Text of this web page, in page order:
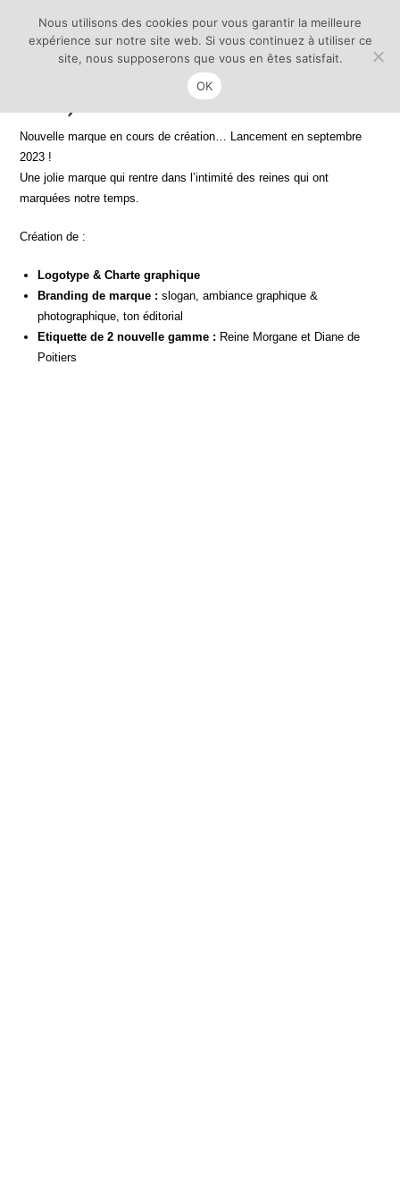
0
Nouvelle marque en cours de création… Lancement en septembre
2023 !
Une jolie marque qui rentre dans l’intimité des reines qui ont
marquées notre temps.
Création de :
Logotype & Charte graphique
Branding de marque :slogan, ambiance graphique &
photographique, ton éditorial
Etiquette de 2 nouvelle gamme : Reine Morgane et Diane de
Poitiers
Nous utilisons des cookies pour vous garantir la meilleure
expérience sur notre site web. Si vous continuez à utiliser ce
site, nous supposerons que vous en êtes satisfait.
OK